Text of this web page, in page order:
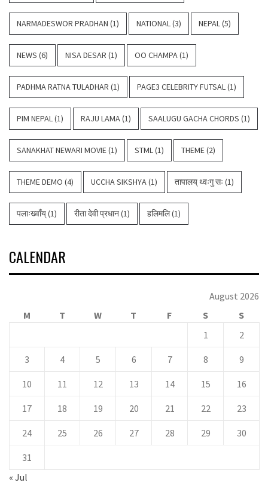
NARMADESWOR PRADHAN (1) NATIONAL(3) NEPAL(5)
NEWS (6) NISA DESAR (1) OO CHAMPA(1)
PADHMA RATNA TULADHAR (1) PAGE3 CELEBRITY FUTSAL(1)
PIM NEPAL(1) RAJU LAMA(1) SAALUGU GACHA CHORDS (1)
SANAKHAT NEWARI MOVIE(1) STML(1) THEME(2)
THEME DEMO (4) UCCHA SIKSHYA(1) तापालय् थ्वःगु सः (1)
पलाःख्वाँय्(1) रीता देवी प्रधान(1) हलिमलि(1)
CALENDAR
August 2026
M
T W T F S
S
1
2
3 4 5 6 7 8 9
10 11 12 13 14 15 16
17 18 19 20 21 22 23
24 25 26 27 28 29 30
31
« Jul